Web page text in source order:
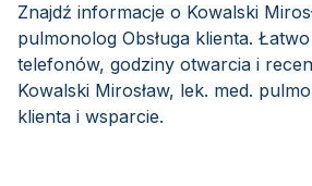
Znajdź informacje o Kowalski
pulmonolog Obsługa klienta.
telefonów, godziny otwarcia i
Kowalski Mirosław, lek. med.
klienta i wsparcie.